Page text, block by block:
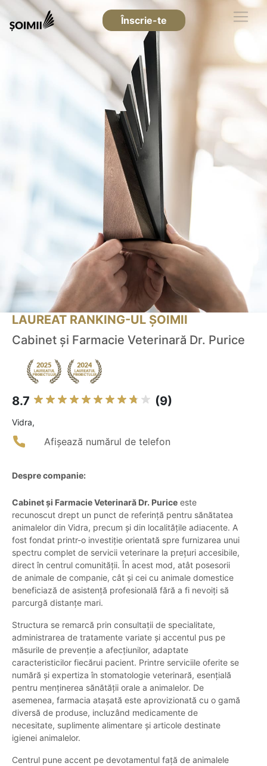
Înscrie-te
LAUREAT RANKING-UL ȘOIMII
Cabinet și Farmacie Veterinară Dr. Purice
8.7 (9)
Vidra,
Afișează numărul de telefon
Despre companie:
Cabinet și Farmacie Veterinară Dr. Purice este
recunoscut drept un punct de referință pentru sănătatea
animalelor din Vidra, precum și din localitățile adiacente. A
fost fondat printr-o investiție orientată spre furnizarea unui
spectru complet de servicii veterinare la prețuri accesibile,
direct în centrul comunității. În acest mod, atât posesorii
de animale de companie, cât și cei cu animale domestice
beneficiază de asistență profesională fără a fi nevoiți să
parcurgă distanțe mari.
Structura se remarcă prin consultații de specialitate,
administrarea de tratamente variate și accentul pus pe
măsurile de prevenție a afecțiunilor, adaptate
caracteristicilor fiecărui pacient. Printre serviciile oferite se
numără și expertiza în stomatologie veterinară, esențială
pentru menținerea sănătății orale a animalelor. De
asemenea, farmacia atașată este aprovizionată cu o gamă
diversă de produse, incluzând medicamente de
necesitate, suplimente alimentare și articole destinate
igienei animalelor.
Centrul pune accent pe devotamentul față de animalele